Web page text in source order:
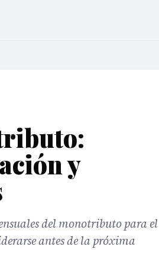
y
del monotributo para el
antes de la próxima